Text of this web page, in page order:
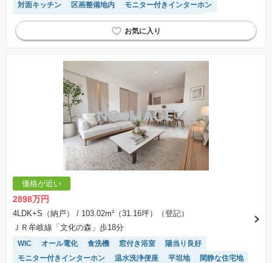
対面キッチン
区画整備地内
モニター付きインターホン
温水洗浄便座
バリアフリー 平坦地
閑静な住宅地
浴室乾燥機
システムキッチン トイレ2個以上
価格が近い
2898万円
4LDK+S（納戸）
/ 103.02m²（31.16坪）（登記）
ＪＲ牟岐線「文化の森」歩18分
WIC オール電化 食洗機 窓付き浴室
陽当り良好
モニター付きインターホン
温水洗浄便座 平坦地
閑静な住宅地